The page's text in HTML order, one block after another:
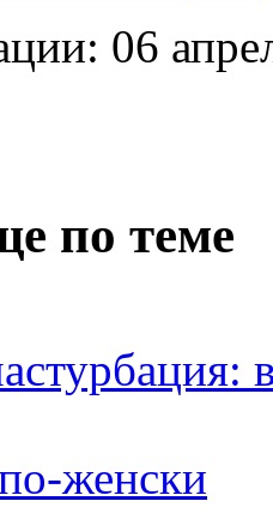
06
по теме
женски